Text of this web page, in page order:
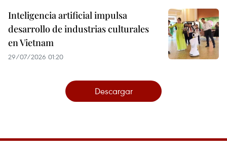
Inteligencia artificial impulsa
desarrollo de industrias culturales
en Vietnam
29/07/2026 01:20
Descargar